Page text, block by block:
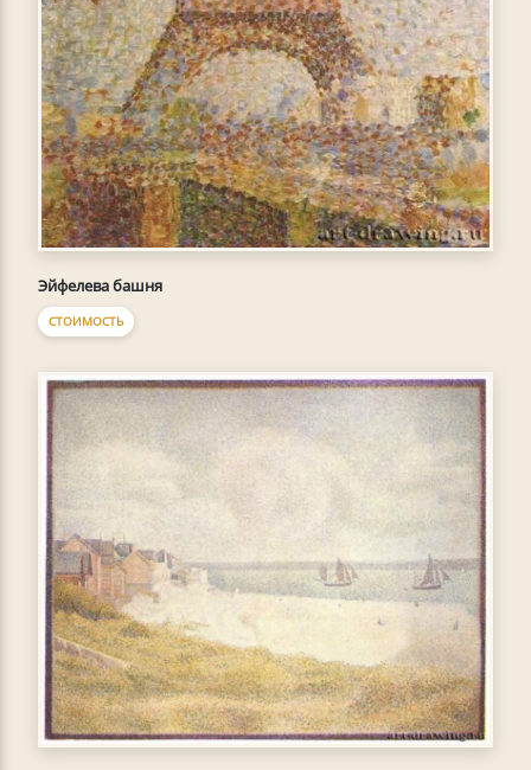
Эйфелева башня
СТОИМОСТЬ